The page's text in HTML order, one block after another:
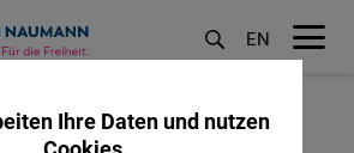
EN
Ihre Daten und nutzen